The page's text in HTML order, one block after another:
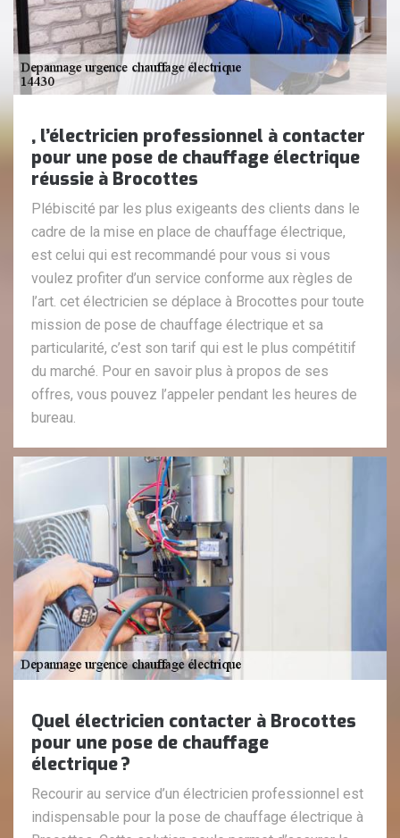
, l’électricien professionnel à contacter
pour une pose de chauffage électrique
réussie à Brocottes
Plébiscité par les plus exigeants des clients dans le
cadre de la mise en place de chauffage électrique,
est celui qui est recommandé pour vous si vous
voulez profiter d’un service conforme aux règles de
l’art. cet électricien se déplace à Brocottes pour toute
mission de pose de chauffage électrique et sa
particularité, c’est son tarif qui est le plus compétitif
du marché. Pour en savoir plus à propos de ses
offres, vous pouvez l’appeler pendant les heures de
bureau.
Quel électricien contacter à Brocottes
pour une pose de chauffage
électrique ?
Recourir au service d’un électricien professionnel est
indispensable pour la pose de chauffage électrique à